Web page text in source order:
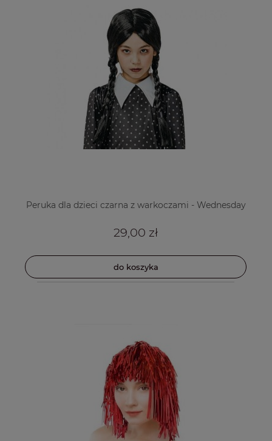
Peruka dla dzieci czarna z warkoczami - Wednesday
29,00 zł
do koszyka